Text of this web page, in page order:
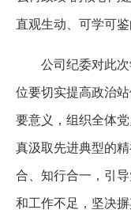
直观生动、可学可鉴
公司纪委对此
位要切实提高政治
要意义，组织全体
真汲取先进典型的
合、知行合一，引
和工作不足，坚决